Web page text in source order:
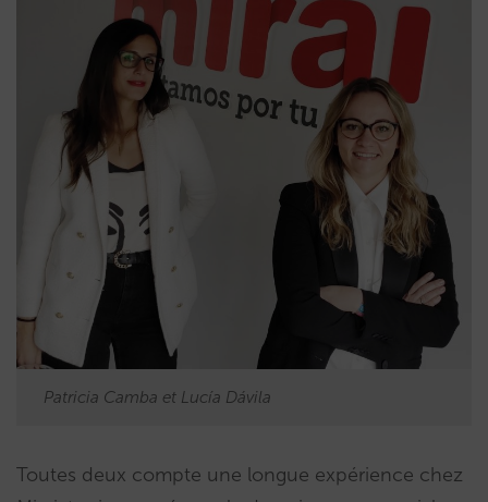
Patricia Camba et Lucía Dávila
Toutes deux compte une longue expérience chez